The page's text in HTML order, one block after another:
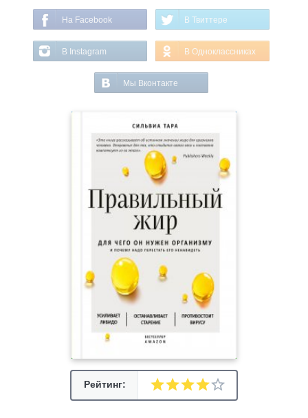
На Facebook В Твиттере
В Instagram В Одноклассниках
Мы Вконтакте
Рейтинг: